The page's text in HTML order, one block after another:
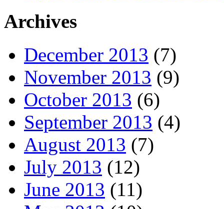
Archives
December 2013 (7)
November 2013 (9)
October 2013 (6)
September 2013 (4)
August 2013 (7)
July 2013 (12)
June 2013 (11)